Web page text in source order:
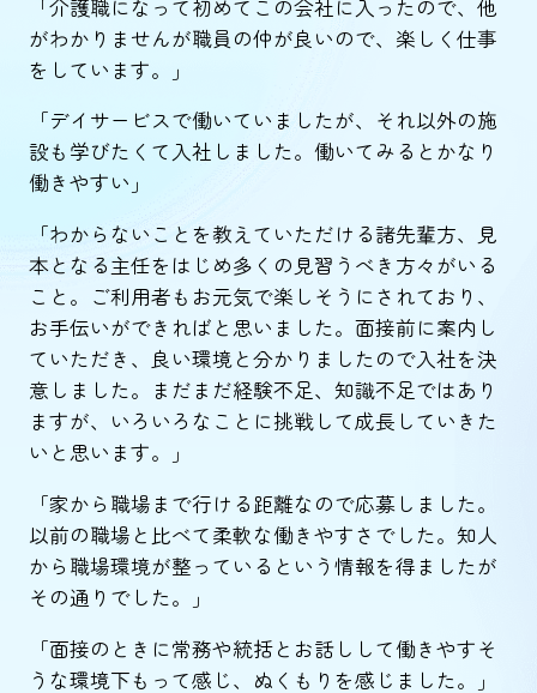
「介護職になって初めてこの会社に入ったので、他
がわかりませんが職員の仲が良いので、楽しく仕事
をしています。」
「デイサービスで働いていましたが、それ以外の施
設も学びたくて入社しました。働いてみるとかなり
働きやすい」
「わからないことを教えていただける諸先輩方、見
本となる主任をはじめ多くの見習うべき方々がいる
こと。ご利用者もお元気で楽しそうにされており、
お手伝いができればと思いました。面接前に案内し
ていただき、良い環境と分かりましたので入社を決
意しました。まだまだ経験不足、知識不足ではあり
ますが、いろいろなことに挑戦して成長していきた
いと思います。」
「家から職場まで行ける距離なので応募しました。
以前の職場と比べて柔軟な働きやすさでした。知人
から職場環境が整っているという情報を得ましたが
その通りでした。」
「面接のときに常務や統括とお話しして働きやすそ
うな環境下もって感じ、ぬくもりを感じました。」